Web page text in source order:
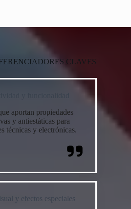
CLAVES
aportan propiedades
y antiestáticas para
técnicas y electrónicas.
y efectos especiales